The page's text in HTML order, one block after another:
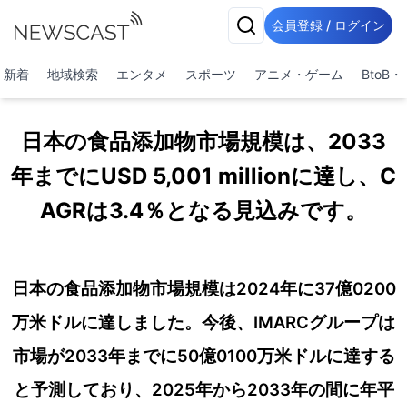
会員登録 / ログイン
新着 地域検索 エンタメ スポーツ アニメ・ゲーム BtoB・
日本の食品添加物市場規模は、2033
年までにUSD 5,001 millionに達し、C
AGRは3.4％となる見込みです。
日本の食品添加物市場規模は2024年に37億0200
万米ドルに達しました。今後、IMARCグループは
市場が2033年までに50億0100万米ドルに達する
と予測しており、2025年から2033年の間に年平